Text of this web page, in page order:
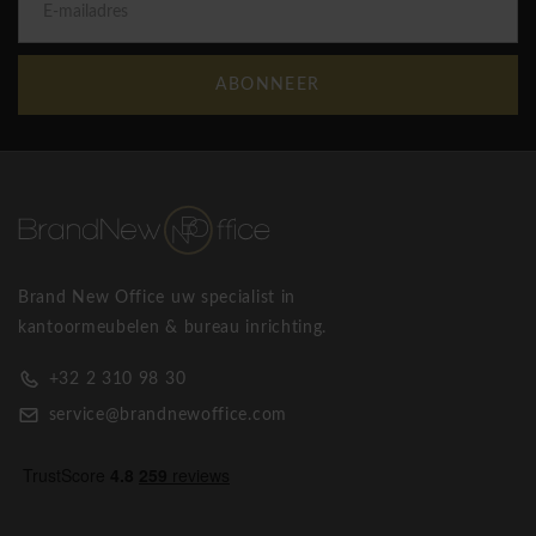
ABONNEER
Brand New Office uw specialist in
kantoormeubelen & bureau inrichting.
+32 2 310 98 30
service@brandnewoffice.com